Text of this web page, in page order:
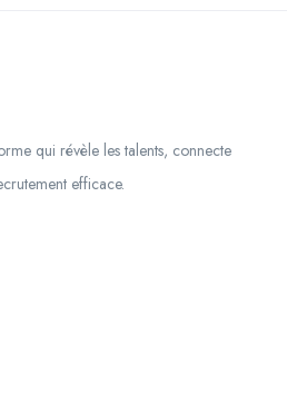
qui révèle les talents, connecte
efficace.